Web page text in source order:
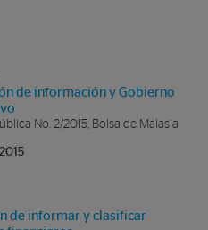
de información y Gobierno
No. 2/2015, Bolsa de Malasia
de informar y clasificar